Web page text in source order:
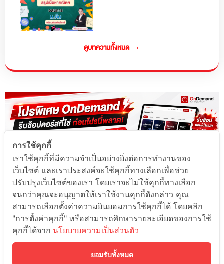
ดูบทความทั้งหมด →
การใช้คุกกี้
เราใช้คุกกี้ที่มีความจำเป็นอย่างยิ่งต่อการทำงานของ
เว็บไซต์ และเราประสงค์จะใช้คุกกี้ทางเลือกเพื่อช่วย
ปรับปรุงเว็บไซต์ของเรา โดยเราจะไม่ใช้คุกกี้ทางเลือก
จนกว่าคุณจะอนุญาตให้เราใช้งานคุกกี้ดังกล่าว คุณ
สามารถเลือกตั้งค่าความยินยอมการใช้คุกกี้ได้ โดยคลิก
"การตั้งค่าคุกกี้" หรือสามารถศึกษารายละเอียดของการใช้
คุกกี้ได้จาก นโยบายความเป็นส่วนตัว
ยอมรับทั้งหมด